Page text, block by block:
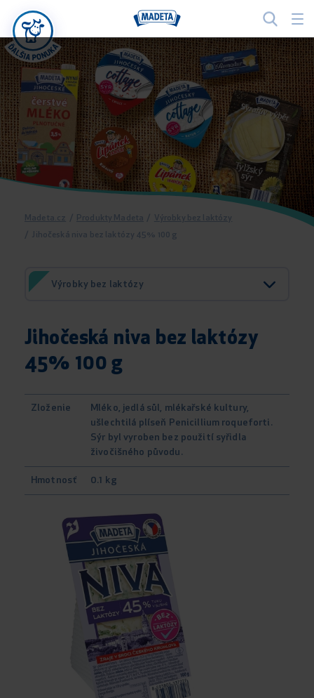
Madeta.cz / Produkty Madeta /
Výrobky bez laktózy
/ Jihočeská niva bez laktózy 45% 100 g
Výrobky bez laktózy
Jihočeská niva bez laktózy
45% 100 g
Zloženie
Mléko, jedlá sůl, mlékařské kultury,
ušlechtilá plíseň Penicillium roqueforti.
Sýr byl vyroben bez použití syřidla
živočišného původu.
Hmotnosť 0.1 kg